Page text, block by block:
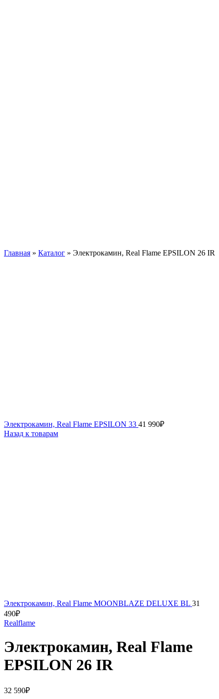
Главная » Каталог » Электрокамин, Real Flame EPSILON 26 IR
Электрокамин, Real Flame EPSILON 33 41 990₽
Назад к товарам
Электрокамин, Real Flame MOONBLAZE DELUXE BL 31
490₽
Realflame
Электрокамин, Real Flame
EPSILON 26 IR
32 590₽